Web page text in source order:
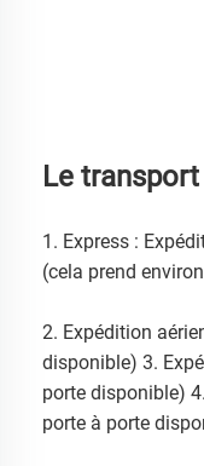
Le transport
1. Express :
(cela prend
2. Expédition
disponible) 3.
porte disponible)
porte à porte